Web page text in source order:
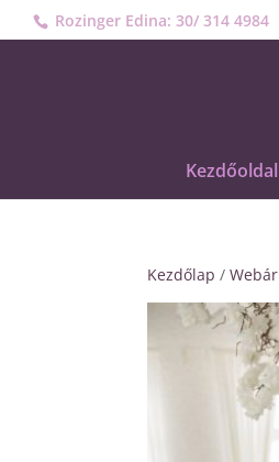
Rozinger Edina: 30/ 314 4984
Kezdőoldal
Kezdőlap /